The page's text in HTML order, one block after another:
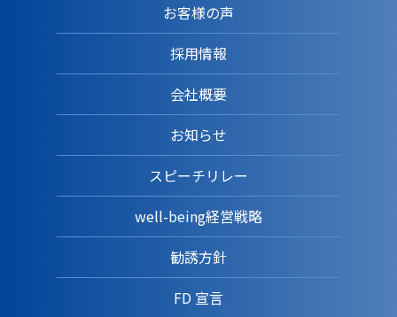
お客様の声
採用情報
会社概要
お知らせ
スピーチリレー
well-being経営戦略
勧誘方針
FD 宣言